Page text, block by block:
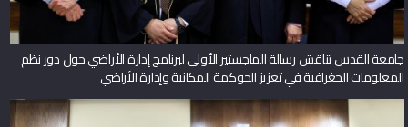
جامعة القدس تناقش رسالة الماجستير الأولى لبرنامج إدارة الأراضي حول دور نظم
المعلومات الجغرافية في تعزيز الحوكمة المكانية وإدارة الأراضي